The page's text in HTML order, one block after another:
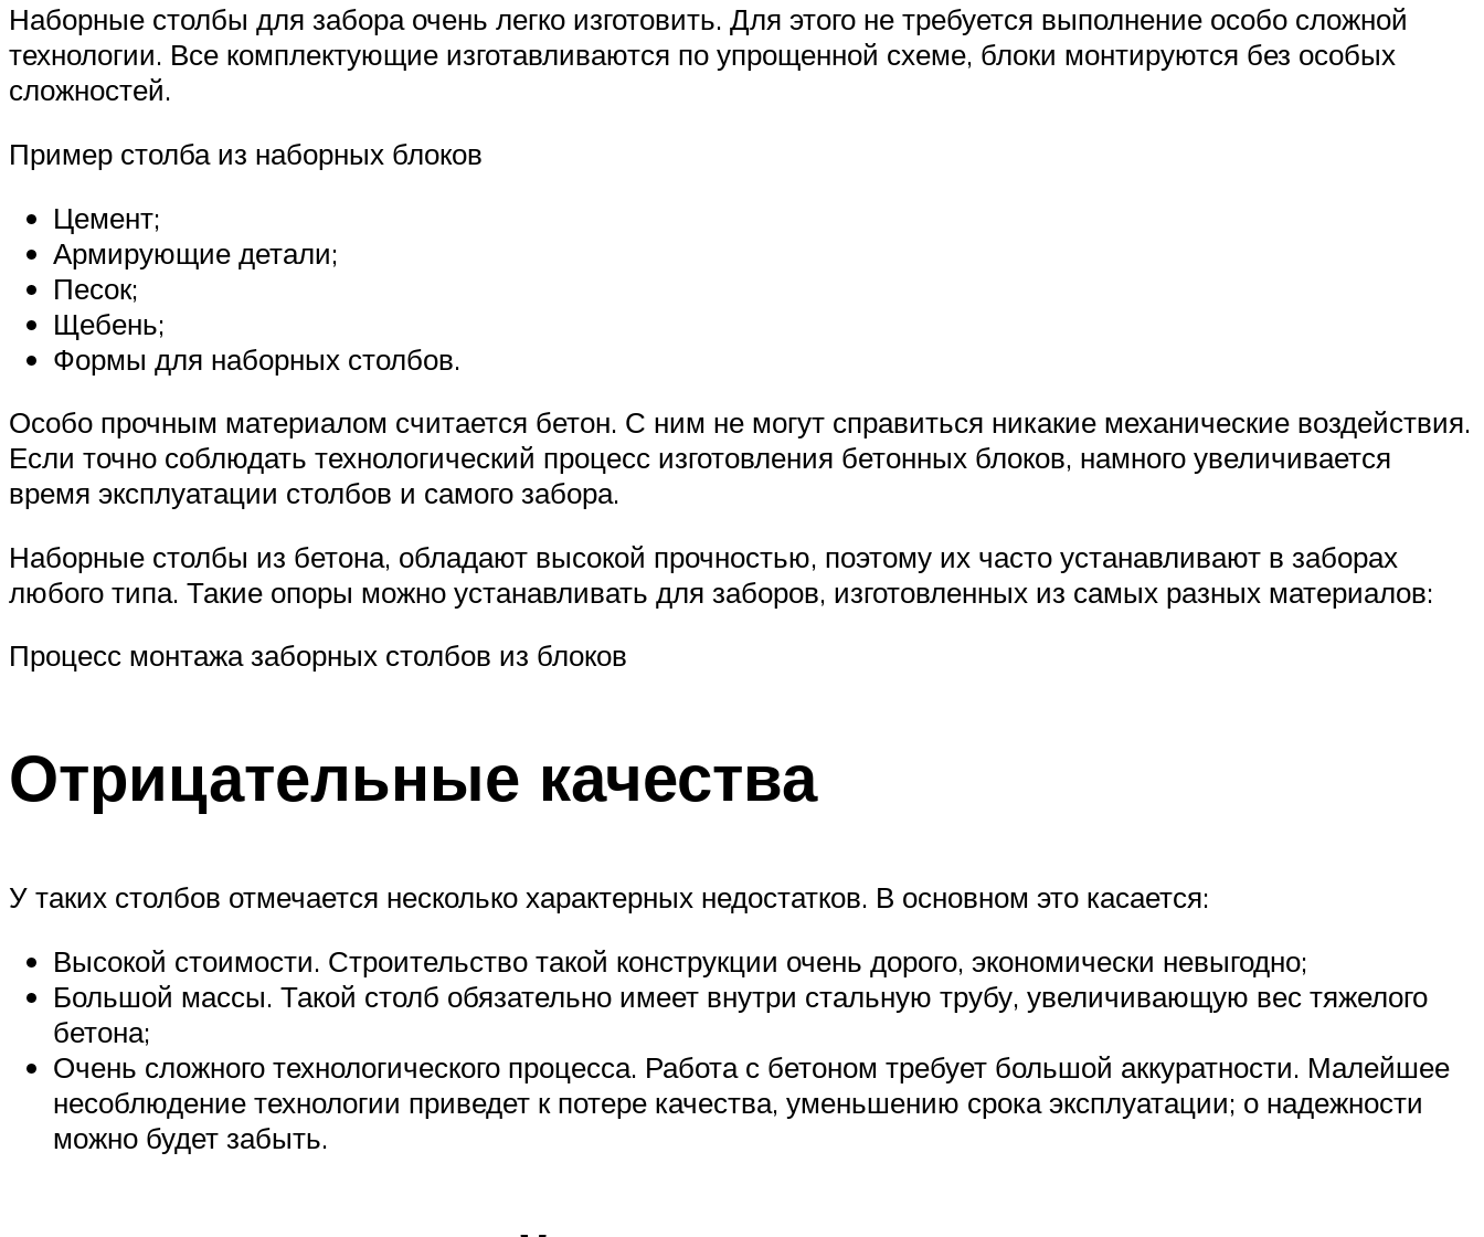
Наборные столбы для забора очень легко изготовить. Для этого не требуется выполнение особо сложной
технологии. Все комплектующие изготавливаются по упрощенной схеме, блоки монтируются без особых
сложностей.
Пример столба из наборных блоков
Цемент;
Армирующие детали;
Песок;
Щебень;
Формы для наборных столбов.
Особо прочным материалом считается бетон. С ним не могут справиться никакие механические воздействия.
Если точно соблюдать технологический процесс изготовления бетонных блоков, намного увеличивается
время эксплуатации столбов и самого забора.
Наборные столбы из бетона, обладают высокой прочностью, поэтому их часто устанавливают в заборах
любого типа. Такие опоры можно устанавливать для заборов, изготовленных из самых разных материалов:
Процесс монтажа заборных столбов из блоков
Отрицательные качества
У таких столбов отмечается несколько характерных недостатков. В основном это касается:
Высокой стоимости. Строительство такой конструкции очень дорого, экономически невыгодно;
Большой массы. Такой столб обязательно имеет внутри стальную трубу, увеличивающую вес тяжелого
бетона;
Очень сложного технологического процесса. Работа с бетоном требует большой аккуратности. Малейшее
несоблюдение технологии приведет к потере качества, уменьшению срока эксплуатации; о надежности
можно будет забыть.